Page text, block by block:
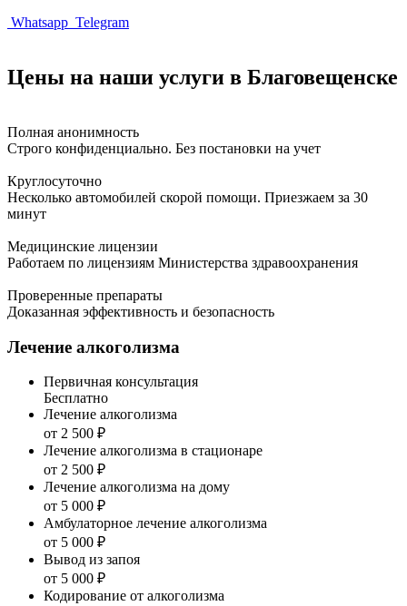
Whatsapp Telegram
Цены на наши услуги в Благовещенске
Полная анонимность
Строго конфиденциально. Без постановки на учет
Круглосуточно
Несколько автомобилей скорой помощи. Приезжаем за 30
минут
Медицинские лицензии
Работаем по лицензиям Министерства здравоохранения
Проверенные препараты
Доказанная эффективность и безопасность
Лечение алкоголизма
Первичная консультация
Бесплатно
Лечение алкоголизма
от 2 500 ₽
Лечение алкоголизма в стационаре
от 2 500 ₽
Лечение алкоголизма на дому
от 5 000 ₽
Амбулаторное лечение алкоголизма
от 5 000 ₽
Вывод из запоя
от 5 000 ₽
Кодирование от алкоголизма